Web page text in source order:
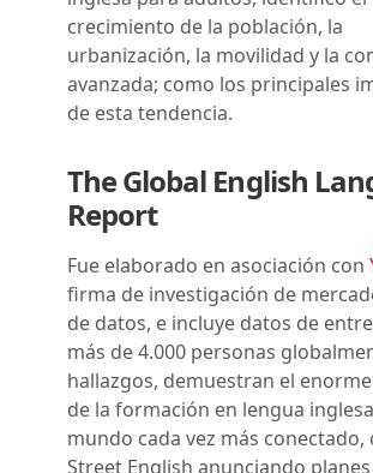
crecimiento de la población, la
urbanización, la movilidad y la
avanzada; como los principales
de esta tendencia.
The Global English
Report
Fue elaborado en asociación con
firma de investigación de
de datos, e incluye datos de
más de 4.000 personas
hallazgos, demuestran el
de la formación en lengua
mundo cada vez más conectado,
Street English anunciando